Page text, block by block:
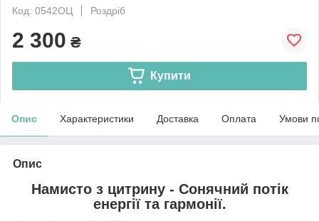
Код: 0542ОЦ
Роздріб
2 300 ₴
Купити
Опис Характеристики Доставка Оплата Умови
Опис
Намисто з цитрину - Сонячний потік
енергії та гармонії.